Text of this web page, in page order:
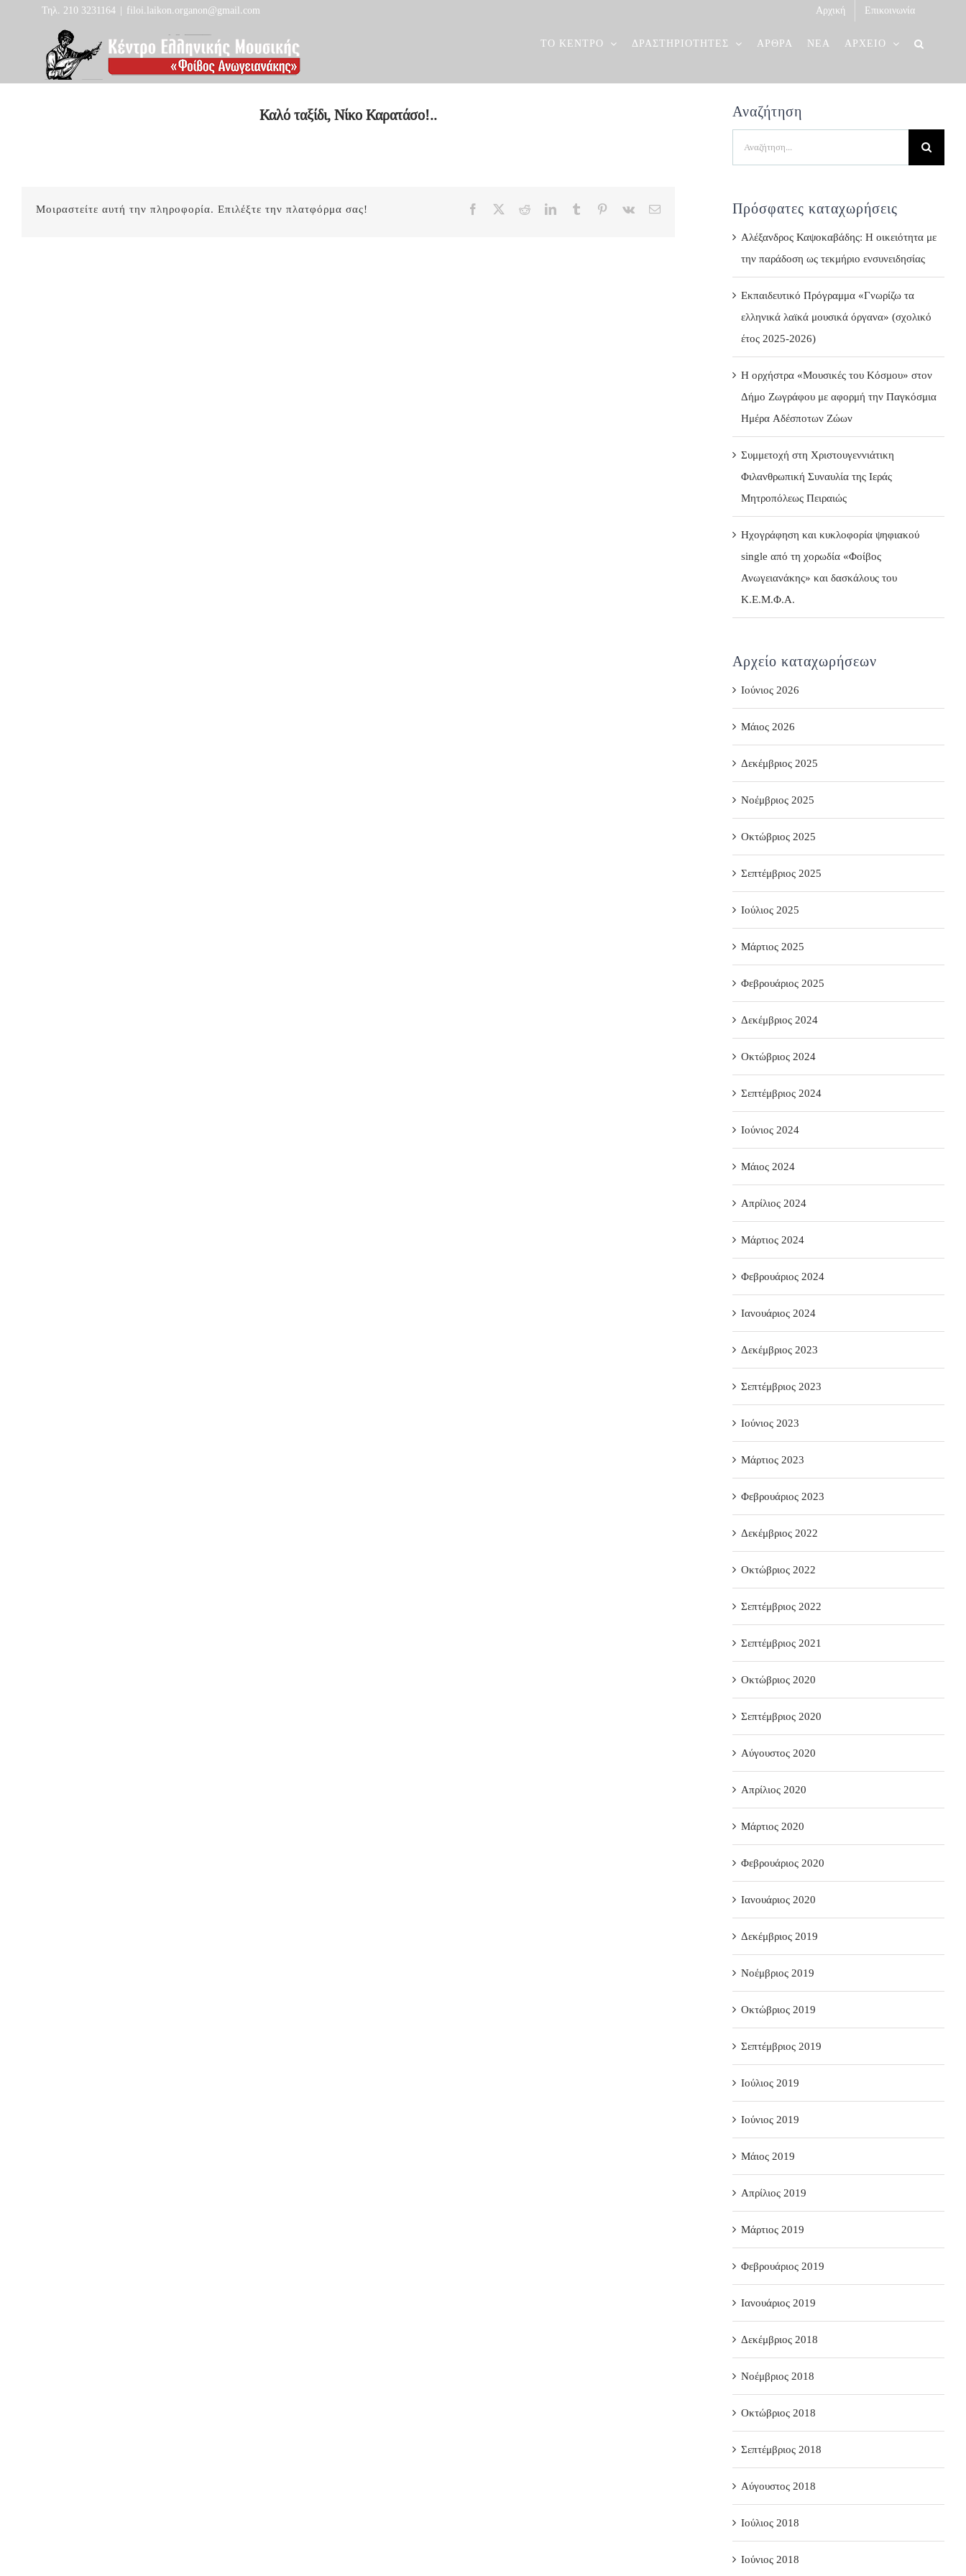
Τηλ. 210 3231164 filoi.laikon.organon@gmail.com Αρχική Επικοινωνία
ΤΟ ΚΕΝΤΡΟ ΔΡΑΣΤΗΡΙΟΤΗΤΕΣ ΑΡΘΡΑ ΝΕΑ ΑΡΧΕΙΟ
Καλό ταξίδι, Νίκο Καρατάσο!..
Μοιραστείτε αυτή την πληροφορία. Επιλέξτε την πλατφόρμα σας! Facebook RedditLinkedInTumblr Pinterest
Vk Email
Αναζήτηση
Πρόσφατες καταχωρήσεις
Αλέξανδρος Καψοκαβάδης: Η οικειότητα με
την παράδοση ως τεκμήριο ενσυνειδησίας
Εκπαιδευτικό Πρόγραμμα «Γνωρίζω τα
ελληνικά λαϊκά μουσικά όργανα» (σχολικό
έτος 2025-2026)
Η ορχήστρα «Μουσικές του Κόσμου» στον
Δήμο Ζωγράφου με αφορμή την Παγκόσμια
Ημέρα Αδέσποτων Ζώων
Συμμετοχή στη Χριστουγεννιάτικη
Φιλανθρωπική Συναυλία της Ιεράς
Μητροπόλεως Πειραιώς
Ηχογράφηση και κυκλοφορία ψηφιακού
single από τη χορωδία «Φοίβος
Ανωγειανάκης» και δασκάλους του
Κ.Ε.Μ.Φ.Α.
Αρχείο καταχωρήσεων
Ιούνιος 2026
Μάιος 2026
Δεκέμβριος 2025
Νοέμβριος 2025
Οκτώβριος 2025
Σεπτέμβριος 2025
Ιούλιος 2025
Μάρτιος 2025
Φεβρουάριος 2025
Δεκέμβριος 2024
Οκτώβριος 2024
Σεπτέμβριος 2024
Ιούνιος 2024
Μάιος 2024
Απρίλιος 2024
Μάρτιος 2024
Φεβρουάριος 2024
Ιανουάριος 2024
Δεκέμβριος 2023
Σεπτέμβριος 2023
Ιούνιος 2023
Μάρτιος 2023
Φεβρουάριος 2023
Δεκέμβριος 2022
Οκτώβριος 2022
Σεπτέμβριος 2022
Σεπτέμβριος 2021
Οκτώβριος 2020
Σεπτέμβριος 2020
Αύγουστος 2020
Απρίλιος 2020
Μάρτιος 2020
Φεβρουάριος 2020
Ιανουάριος 2020
Δεκέμβριος 2019
Νοέμβριος 2019
Οκτώβριος 2019
Σεπτέμβριος 2019
Ιούλιος 2019
Ιούνιος 2019
Μάιος 2019
Απρίλιος 2019
Μάρτιος 2019
Φεβρουάριος 2019
Ιανουάριος 2019
Δεκέμβριος 2018
Νοέμβριος 2018
Οκτώβριος 2018
Σεπτέμβριος 2018
Αύγουστος 2018
Ιούλιος 2018
Ιούνιος 2018